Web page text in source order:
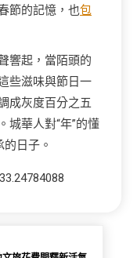
節的記憶，也包
響起，當陌頭的
些滋味與節日一
成灰度百分之五
城華人對“年”的懂
日子。